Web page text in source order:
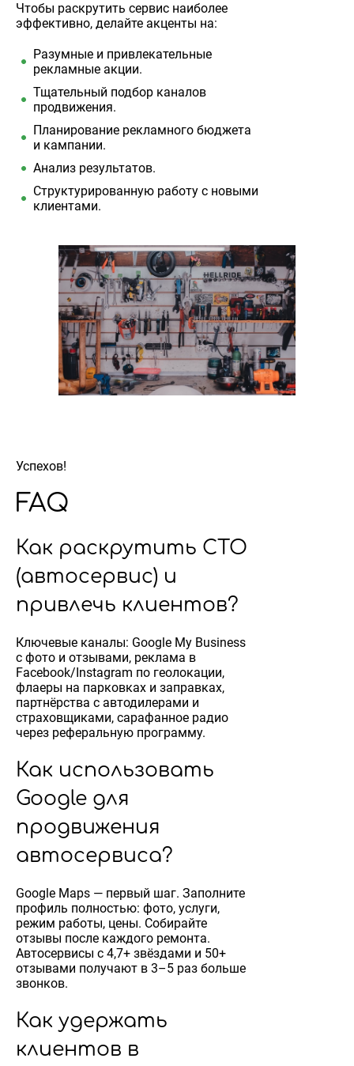
Чтобы раскрутить сервис наиболее
эффективно, делайте акценты на:
Разумные и привлекательные
рекламные акции.
Тщательный подбор каналов
продвижения.
Планирование рекламного бюджета
и кампании.
Анализ результатов.
Структурированную работу с новыми
клиентами.
Успехов!
FAQ
Как раскрутить СТО
(автосервис) и
привлечь клиентов?
Ключевые каналы: Google My Business
с фото и отзывами, реклама в
Facebook/Instagram по геолокации,
флаеры на парковках и заправках,
партнёрства с автодилерами и
страховщиками, сарафанное радио
через реферальную программу.
Как использовать
Google для
продвижения
автосервиса?
Google Maps — первый шаг. Заполните
профиль полностью: фото, услуги,
режим работы, цены. Собирайте
отзывы после каждого ремонта.
Автосервисы с 4,7+ звёздами и 50+
отзывами получают в 3–5 раз больше
звонков.
Как удержать
клиентов в